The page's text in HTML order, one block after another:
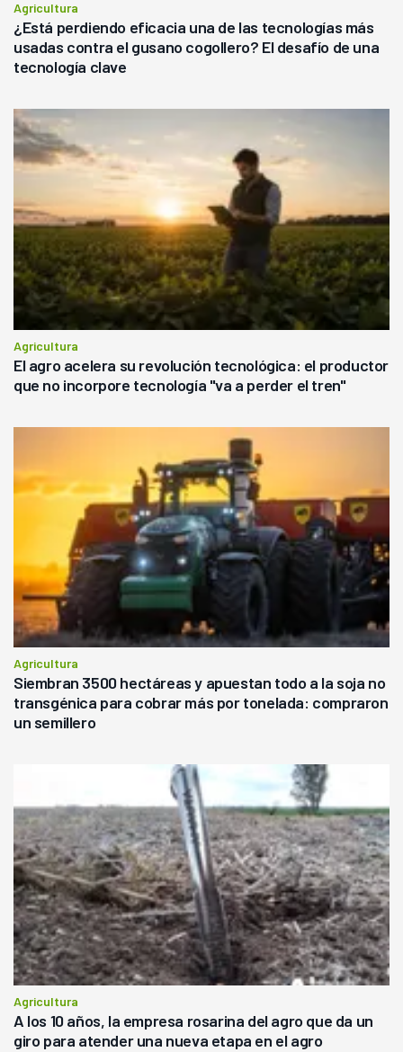
Agricultura
¿Está perdiendo eficacia una de las tecnologías más
usadas contra el gusano cogollero? El desafío de una
tecnología clave
Agricultura
El agro acelera su revolución tecnológica: el productor
que no incorpore tecnología "va a perder el tren"
Agricultura
Siembran 3500 hectáreas y apuestan todo a la soja no
transgénica para cobrar más por tonelada: compraron
un semillero
Agricultura
A los 10 años, la empresa rosarina del agro que da un
giro para atender una nueva etapa en el agro